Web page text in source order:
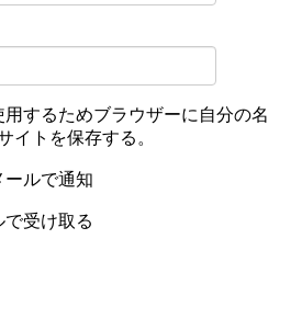
するためブラウザーに自分の名
イトを保存する。
ールで通知
受け取る